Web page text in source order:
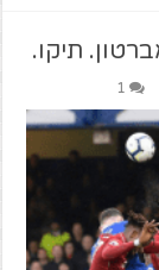
1